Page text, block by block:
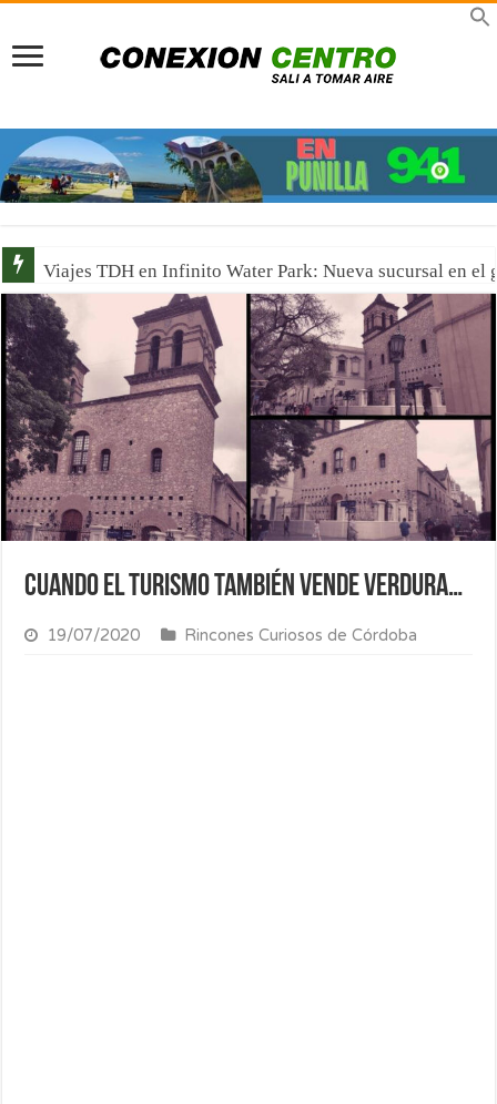
Viajes TDH en Infinito Water Park: Nueva sucursal en el
Cuando el turismo también vende verdura…
19/07/2020 Rincones Curiosos de Córdoba